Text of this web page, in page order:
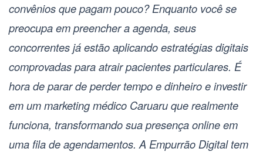
convênios que pagam pouco? Enquanto você se
preocupa em preencher a agenda, seus
concorrentes já estão aplicando estratégias digitais
comprovadas para atrair pacientes particulares. É
hora de parar de perder tempo e dinheiro e investir
em ummarketing médico Caruaruque realmente
funciona, transformando sua presença online em
uma fila de agendamentos. A Empurrão Digital tem